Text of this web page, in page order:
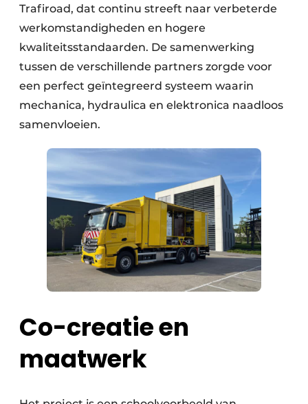
Trafiroad, dat continu streeft naar verbeterde
werkomstandigheden en hogere
kwaliteitsstandaarden. De samenwerking
tussen de verschillende partners zorgde voor
een perfect geïntegreerd systeem waarin
mechanica, hydraulica en elektronica naadloos
samenvloeien.
Co-creatie en
maatwerk